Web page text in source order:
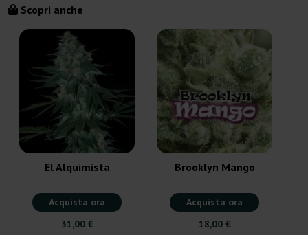
Scopri anche
El Alquimista
Acquista ora
31,00 €
Brooklyn Mango
Acquista ora
18,00 €